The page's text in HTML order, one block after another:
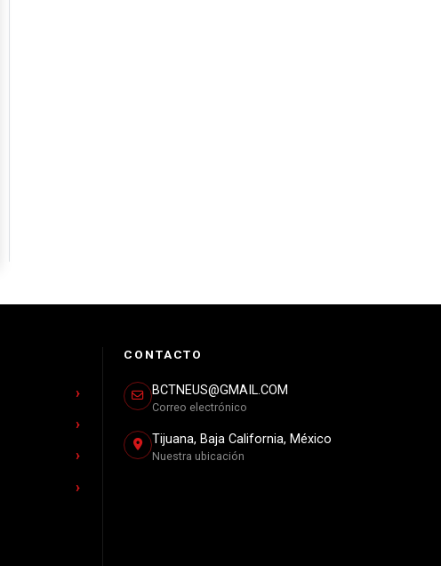
CONTACTO
BCTNEUS@GMAIL.COM
Correo electrónico
Tijuana, Baja California, México
Nuestra ubicación